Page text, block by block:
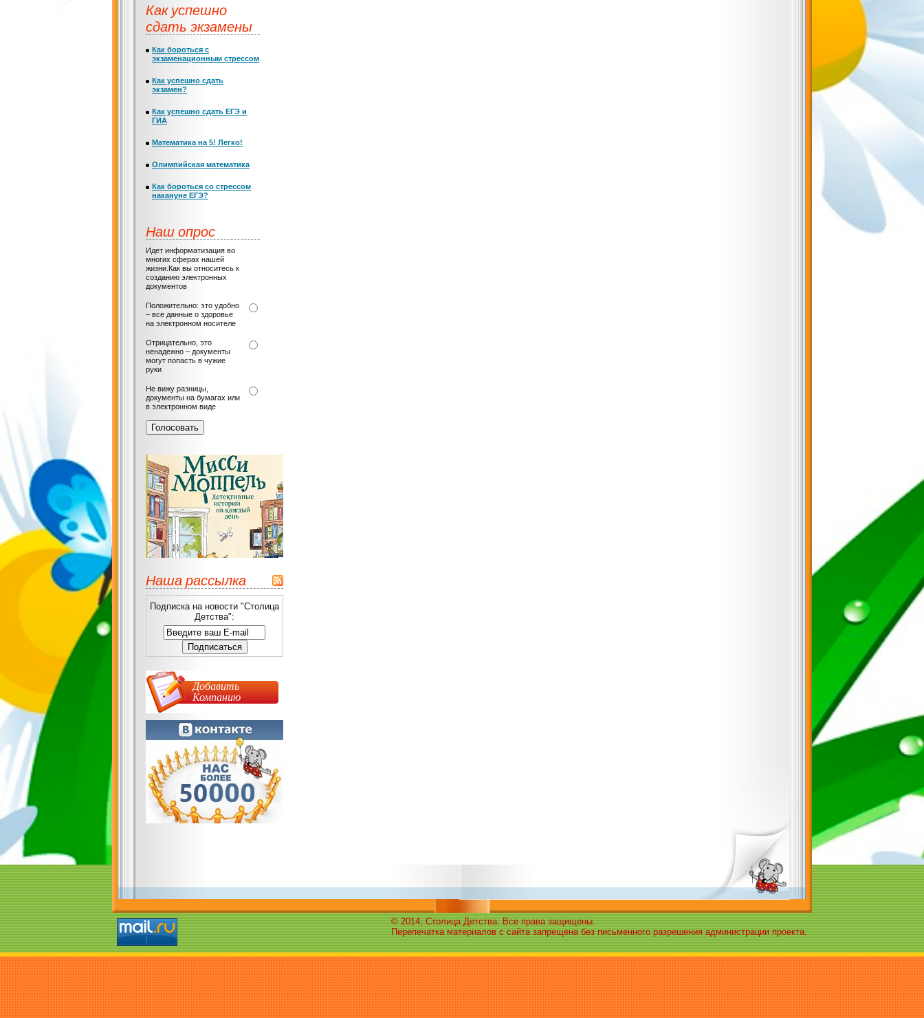
Как успешно
сдать экзамены
Как бороться с
экзаменационным стрессом
Как успешно сдать
экзамен?
Как успешно сдать ЕГЭ и
ГИА
Математика на 5! Легко!
Олимпийская математика
Как бороться со стрессом
накануне ЕГЭ?
Наш опрос
Идет информатизация во
многих сферах нашей
жизни.Как вы относитесь к
созданию электронных
документов
Положительно: это удобно
– все данные о здоровье
на электронном носителе
Отрицательно, это
ненадежно – документы
могут попасть в чужие
руки
Не вижу разницы,
документы на бумагах или
в электронном виде
Наша рассылка
Подписка на новости "Столица
Детства":
Добавить
Компанию
© 2014, Столица Детства. Все права защищены.
Перепечатка материалов с сайта запрещена без письменного разрешения администрации проекта.